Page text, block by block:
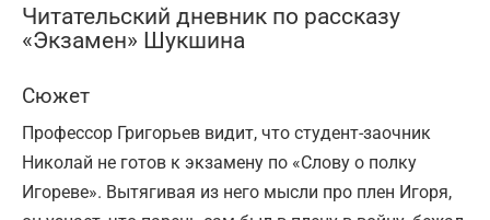
Читательский дневник по рассказу
«Экзамен» Шукшина
Сюжет
Профессор Григорьев видит, что студент-заочник
Николай не готов к экзамену по «Слову о полку
Игореве». Вытягивая из него мысли про плен Игоря,